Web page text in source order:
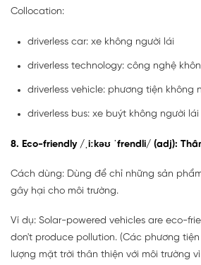
Collocation:
driverless car: xe không người lái
driverless technology: công nghệ
driverless vehicle: phương tiện không
driverless bus: xe buýt không người lái
8. Eco-friendly /ˌiːkəʊ ˈfrendli/ (adj):
Cách dùng: Dùng để chỉ những sản
gây hại cho môi trường.
Ví dụ: Solar-powered vehicles are eco-
don't produce pollution. (Các phương
lượng mặt trời thân thiện với môi trường